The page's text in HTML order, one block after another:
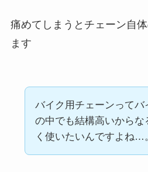
痛めてしまうとチェーン自
ます
バイク用チェーンってバ
の中でも結構高いからな
く使いたいんですよね…